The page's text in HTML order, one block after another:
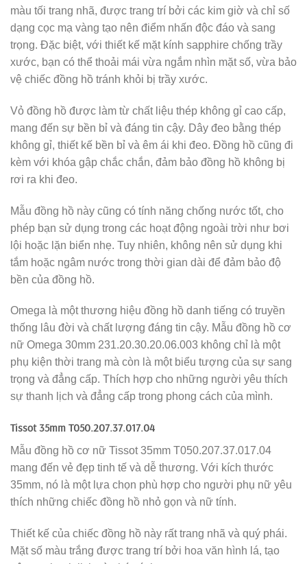
màu tối trang nhã, được trang trí bởi các kim giờ và chỉ số
dạng cọc mạ vàng tạo nên điểm nhấn độc đáo và sang
trọng. Đặc biệt, với thiết kế mặt kính sapphire chống trầy
xước, bạn có thể thoải mái vừa ngắm nhìn mặt số, vừa bảo
vệ chiếc đồng hồ tránh khỏi bị trầy xước.
Vỏ đồng hồ được làm từ chất liệu thép không gỉ cao cấp,
mang đến sự bền bỉ và đáng tin cậy. Dây đeo bằng thép
không gỉ, thiết kế bền bỉ và êm ái khi đeo. Đồng hồ cũng đi
kèm với khóa gập chắc chắn, đảm bảo đồng hồ không bị
rơi ra khi đeo.
Mẫu đồng hồ này cũng có tính năng chống nước tốt, cho
phép bạn sử dụng trong các hoạt động ngoài trời như bơi
lội hoặc lặn biển nhẹ. Tuy nhiên, không nên sử dụng khi
tắm hoặc ngâm nước trong thời gian dài để đảm bảo độ
bền của đồng hồ.
Omega là một thương hiệu đồng hồ danh tiếng có truyền
thống lâu đời và chất lượng đáng tin cậy. Mẫu đồng hồ cơ
nữ Omega 30mm 231.20.30.20.06.003 không chỉ là một
phụ kiện thời trang mà còn là một biểu tượng của sự sang
trọng và đẳng cấp. Thích hợp cho những người yêu thích
sự thanh lịch và đẳng cấp trong phong cách của mình.
Tissot 35mm T050.207.37.017.04
Mẫu đồng hồ cơ nữ Tissot 35mm T050.207.37.017.04
mang đến vẻ đẹp tinh tế và dễ thương. Với kích thước
35mm, nó là một lựa chọn phù hợp cho người phụ nữ yêu
thích những chiếc đồng hồ nhỏ gọn và nữ tính.
Thiết kế của chiếc đồng hồ này rất trang nhã và quý phái.
Mặt số màu trắng được trang trí bởi hoa văn hình lá, tạo